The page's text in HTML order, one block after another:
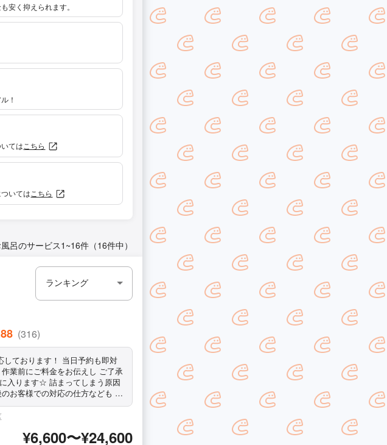
安く抑えられます。
！
ては こちら
いては こちら
呂のサービス1~16件（16件中）
(316)
しております！ 当日予約も即対
詰まってしまう原因
お客様での対応の仕方なども お
わせくだ
¥6,600〜¥24,600